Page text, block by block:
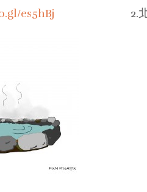
es5hBj 2.北埔